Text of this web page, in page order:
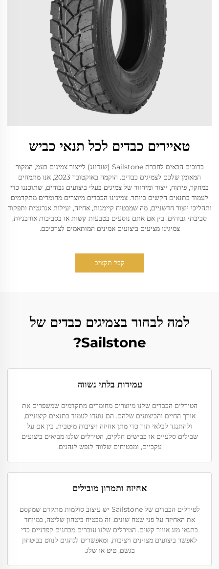
טאיירים כבדים לכל תנאי כביש
ברוכים הבאים לחברת Sailstone (שנדונג) לייצור צמיגים בעמ, המקור
המאומן שלכם לצמיגים כבדים. הוקמה באוקטובר 2023, אנו מתמחים
במחקר, פיתוח, ייצור ומיחזור של צמיגים בעלי ביצועים גבוהים, שתוכננו כדי
לעמוד בתנאים הקשים ביותר. צמיגינו הכבדים מיוצרים מחומרים מתקדמים
ותהליכי ייצור חדשניים, מה שמבטיח קיימנות, אחיזה, יעילות אנרגטית ותפקוד
סביבתי גבוהים. בין אם אתם נוסעים בטבעות קשות או בסביבות אורבניות,
צמיגינו מציעים ביצועים אמינים המותאמים לצרכיכם.
קבל תקציב
למה לבחור בצמיגים כבדים של
Sailstone?
עמידות בלתי נשווה
הטירלים הכבדים שלנו מיוצרים מחומרים מתקדמים שמשפרים את
אורך החיים והביצועים שלהם. הם נועדו לעמוד בתנאים קיצוניים,
ולהתנגד לבלאי תוך כדי מתן אחיזה ויציבות מיטבית. בין אם על
שבילים סלעיים או כבישים חלקים, הטירלים שלנו מביאים ביצועים
עקביים, ומבטיחים שלווה לנפש לנהגים.
אחיזה ותמרון מובילים
לטירלים הכבדים של Sailstone יש עיצוב סולמות מתקדם שמקסם
את האחיזה על פני שטח שונים. זה מבטיח ביטחון שליטה, במיוחד
בתנאי מזג אוויר קשים. הטירלים שלנו עוברים מבחנים קפדניים כדי
לאפשר ביצועים מצוינים ויציבות, ומאפשרים לנהגים לנווט בביטחון
בגשם, טיט או שלג.